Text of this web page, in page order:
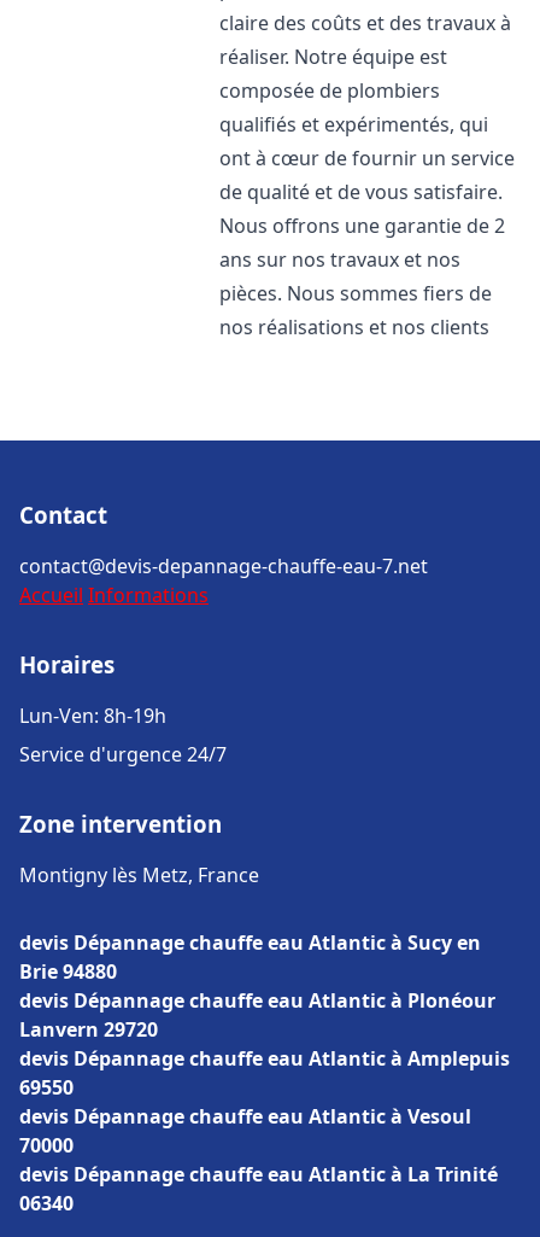
claire des coûts et des travaux à
réaliser. Notre équipe est
composée de plombiers
qualifiés et expérimentés, qui
ont à cœur de fournir un service
de qualité et de vous satisfaire.
Nous offrons une garantie de 2
ans sur nos travaux et nos
pièces. Nous sommes fiers de
nos réalisations et nos clients
Contact
contact@devis-depannage-chauffe-eau-7.net
Accueil Informations
Horaires
Lun-Ven: 8h-19h
Service d'urgence 24/7
Zone intervention
Montigny lès Metz, France
devis Dépannage chauffe eau Atlantic à Sucy en
Brie 94880
devis Dépannage chauffe eau Atlantic à Plonéour
Lanvern 29720
devis Dépannage chauffe eau Atlantic à Amplepuis
69550
devis Dépannage chauffe eau Atlantic à Vesoul
70000
devis Dépannage chauffe eau Atlantic à La Trinité
06340